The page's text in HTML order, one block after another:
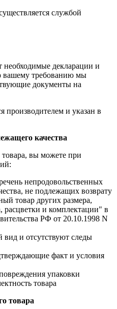
службой
необходимые декларации и
вашему требованию мы
документы на
производителем и указан в
качества
товара, вы можете при
непродовольственных
не подлежащих возврату
товар других размера,
расцветки и комплектации" в
РФ от 20.10.1998 N
и отсутствуют следы
факт и условия
упаковки
товара
товара